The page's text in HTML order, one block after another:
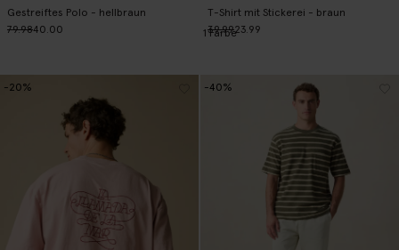
Gestreiftes Polo - hellbraun
79.9840.00
T-Shirt mit Stickerei - braun
39.9923.99
1Farbe
-20% -40%